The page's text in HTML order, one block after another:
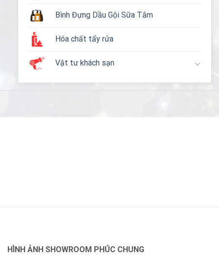
Bình Đựng Dầu Gội Sữa Tắm
Hóa chất tẩy rửa
Vật tư khách sạn
HÌNH ẢNH SHOWROOM PHÚC CHUNG